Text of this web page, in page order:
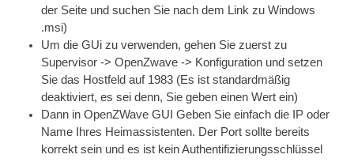
der Seite und suchen Sie nach dem Link zu Windows
.msi)
Um die GUi zu verwenden, gehen Sie zuerst zu
Supervisor -> OpenZwave -> Konfiguration und setzen
Sie das Hostfeld auf 1983 (Es ist standardmäßig
deaktiviert, es sei denn, Sie geben einen Wert ein)
Dann in OpenZWaveGUI Geben Sie einfach die IP oder
Name Ihres Heimassistenten. Der Port sollte bereits
korrekt sein und es ist kein Authentifizierungsschlüssel